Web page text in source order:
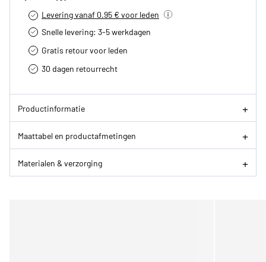
Levering vanaf 0.95 € voor leden
Snelle levering: 3-5 werkdagen
Gratis retour voor leden
30 dagen retourrecht­
Productinformatie
Maattabel en productafmetingen
Materialen & verzorging